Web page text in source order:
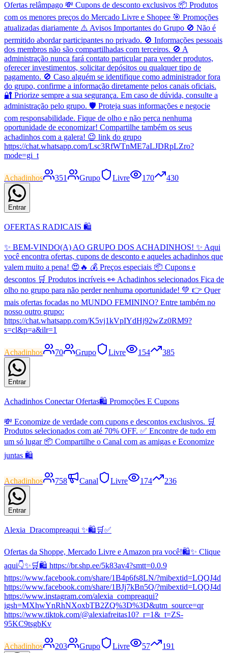
Ofertas relâmpago 💸 Cupons de desconto exclusivos 📦 Produtos
com os menores preços do Mercado Livre e Shopee 🎯 Promoções
atualizadas diariamente ⚠️ Avisos Importantes do Grupo 🚫 Não é
permitido abordar participantes no privado. 🚫 Informações pessoais
dos membros não são compartilhadas com terceiros. 🚫 A
administração nunca fará contato particular para vender produtos,
oferecer investimentos, solicitar depósitos ou qualquer tipo de
pagamento. 🚫 Caso alguém se identifique como administrador fora
do grupo, confirme a informação diretamente pelos canais oficiais.
🔐 Priorize sempre a sua segurança. Em caso de dúvida, consulte a
administração pelo grupo. 🛡️ Proteja suas informações e negocie
com responsabilidade. Fique de olho e não perca nenhuma
oportunidade de economizar! Compartilhe também os seus
achadinhos com a galera! 😉 link do grupo
https://chat.whatsapp.com/Lsc3RfWTnME7aLJDRpLZro?
mode=gi_t
Achadinhos 351 Grupo Livre 170 430
Entrar
OFERTAS RADICAIS 🛍️
✨ BEM-VINDO(A) AO GRUPO DOS ACHADINHOS! ✨ Aqui
você encontra ofertas, cupons de desconto e aqueles achadinhos que
valem muito a pena! 😍🔥 💰 Preços especiais 📦 Cupons e
descontos 🛒 Produtos incríveis 👀 Achadinhos selecionados Fica de
olho no grupo para não perder nenhuma oportunidade! 💚 👉 Quer
mais ofertas focadas no MUNDO FEMININO? Entre também no
nosso outro grupo:
https://chat.whatsapp.com/K5vj1kVpIYdHj92wZz0RM9?
s=cl&p=a&ilr=1
Achadinhos 70 Grupo Livre 154 385
Entrar
Achadinhos Conectar Ofertas🛍 Promoções E Cupons
💸 Economize de verdade com cupons e descontos exclusivos. 🛒
Produtos selecionados com até 70% OFF. ✅ Encontre de tudo em
um só lugar 📦 Compartilhe o Canal com as amigas e Economize
juntas 🛍
Achadinhos 758 Canal Livre 174 236
Entrar
Alexia_Dracompreaqui ✨🛍️🛒✅
Ofertas da Shoppe, Mercado Livre e Amazon pra você!🛍️✨ Clique
aqui👇✨🛒🛍️ https://br.shp.ee/5k83av4?smtt=0.0.9
https://www.facebook.com/share/1B4p6fs8LN/?mibextid=LQQJ4d
https://www.facebook.com/share/1BJj7kBn5Q/?mibextid=LQQJ4d
https://www.instagram.com/alexia_compreaqui?
igsh=MXhwYnRhNXoxbTB2ZQ%3D%3D&utm_source=qr
https://www.tiktok.com/@alexiafreitas10?_r=1&_t=ZS-
95KC9tsgbKv
Achadinhos 203 Grupo Livre 57 191